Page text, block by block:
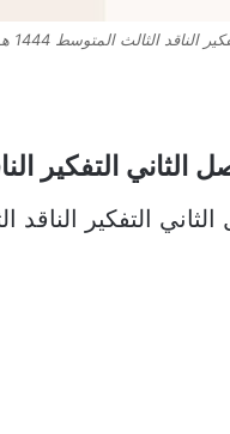
الثالث المتوسط 1444 هـ
الثاني التفكير
التفكير الناقد